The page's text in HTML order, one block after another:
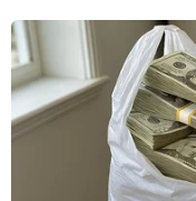
18/11/2016 03:10
Hội đồng Bảo an
định gia hạn thêm
ban có nhiệm vụ
học ở Syria và